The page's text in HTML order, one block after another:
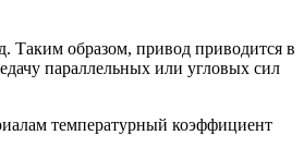
Таким образом, привод приводится в
параллельных или угловых сил
температурный коэффициент